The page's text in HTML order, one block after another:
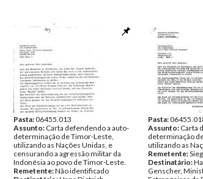
Pasta:06455.013
Assunto: Carta defendendo a auto-
determinação de Timor-Leste,
utilizando as Nações Unidas, e
censurando a agressão militar da
Indonésia ao povo de Timor-Leste.
Remetente:Não identificado
Pasta:
Assunto: Carta
determinação
utilizando as
Remetente:
Destinatário:
Genscher,